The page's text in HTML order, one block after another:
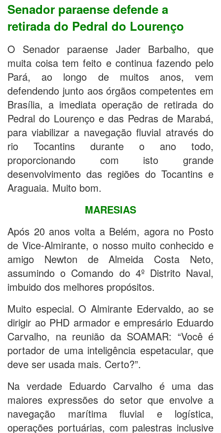
Senador paraense defende a
retirada do Pedral do Lourenço
O Senador paraense Jader Barbalho, que
muita coisa tem feito e continua fazendo pelo
Pará, ao longo de muitos anos, vem
defendendo junto aos órgãos competentes em
Brasília, a imediata operação de retirada do
Pedral do Lourenço e das Pedras de Marabá,
para viabilizar a navegação fluvial através do
rio Tocantins durante o ano todo,
proporcionando com isto grande
desenvolvimento das regiões do Tocantins e
Araguaia. Muito bom.
MARESIAS
Após 20 anos volta a Belém, agora no Posto
de Vice-Almirante, o nosso muito conhecido e
amigo Newton de Almeida Costa Neto,
assumindo o Comando do 4º Distrito Naval,
imbuido dos melhores propósitos.
Muito especial. O Almirante Edervaldo, ao se
dirigir ao PHD armador e empresário Eduardo
Carvalho, na reunião da SOAMAR: “Você é
portador de uma inteligência espetacular, que
deve ser usada mais. Certo?”.
Na verdade Eduardo Carvalho é uma das
maiores expressões do setor que envolve a
navegação marítima fluvial e logística,
operações portuárias, com palestras inclusive